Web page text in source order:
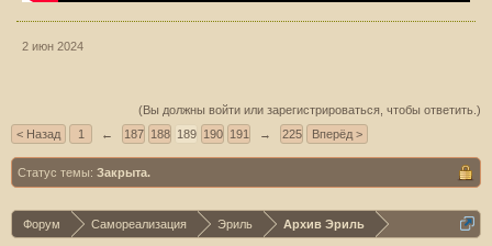
2 июн 2024
(Вы должны войти или зарегистрироваться, чтобы ответить.)
< Назад
1 ← 187 188 189 190 191 → 225 Вперёд >
Статус темы: Закрыта.
Форум Самореализация Эриль Архив Эриль